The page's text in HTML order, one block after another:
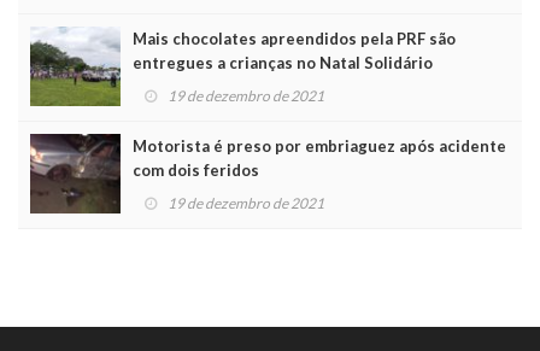
Mais chocolates apreendidos pela PRF são
entregues a crianças no Natal Solidário
19 de dezembro de 2021
Motorista é preso por embriaguez após acidente
com dois feridos
19 de dezembro de 2021